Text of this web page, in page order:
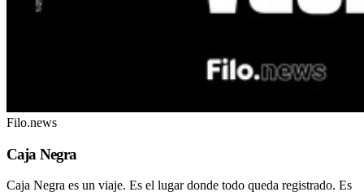
Filo.news
Caja Negra
Caja Negra es un viaje. Es el lugar donde todo queda registrado. Es